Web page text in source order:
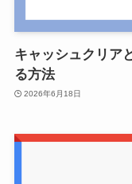
キャッシュクリア
る方法
2026年6月18日